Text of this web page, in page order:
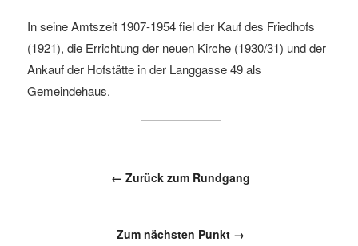
In seine Amtszeit 1907-1954 fiel der Kauf des Friedhofs
(1921), die Errichtung der neuen Kirche (1930/31) und der
Ankauf der Hofstätte in der Langgasse 49 als
Gemeindehaus.
← Zurück zum Rundgang
Zum nächsten Punkt →